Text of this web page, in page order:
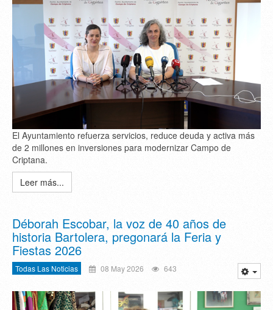
El Ayuntamiento refuerza servicios, reduce deuda y activa más
de 2 millones en inversiones para modernizar Campo de
Criptana.
Leer más...
Déborah Escobar, la voz de 40 años de
historia Bartolera, pregonará la Feria y
Fiestas 2026
Todas Las Noticias 08 May 2026 643